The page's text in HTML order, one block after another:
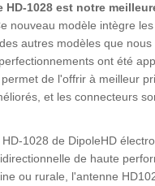
HD-1028 est notre
nouveau modèle intègre
autres modèles que
ont été
de l'offrir à meilleur
et les connecteurs
1028 de DipoleHD
de haute
ou rurale, l'antenne